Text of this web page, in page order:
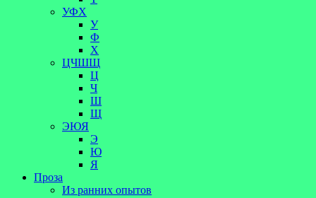
УФХ
У
Ф
Х
ЦЧШЩ
Ц
Ч
Ш
Щ
ЭЮЯ
Э
Ю
Я
Проза
Из ранних опытов